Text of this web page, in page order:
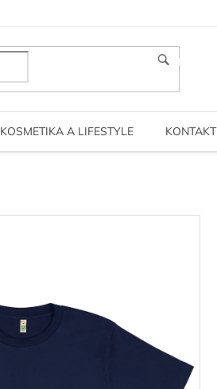
HLEDAT
KOSMETIKA A LIFESTYLE KONTAKT